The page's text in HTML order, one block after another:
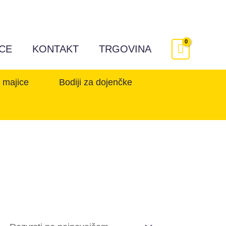
KONTAKT TRGOVINA
majice Bodiji za dojenčke